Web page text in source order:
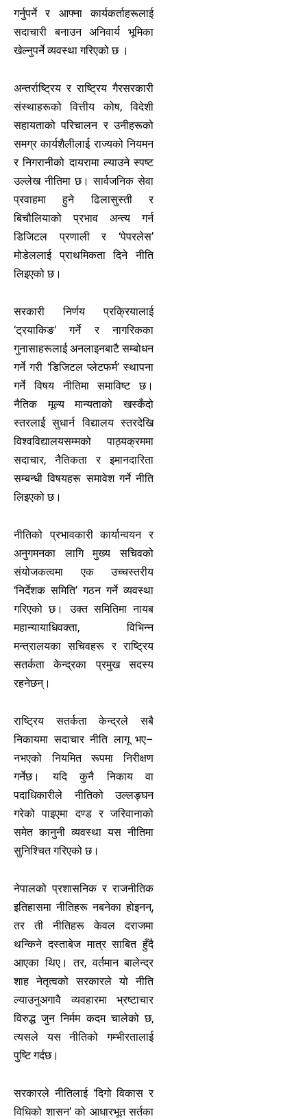
गर्नुपर्ने र आफ्ना कार्यकर्ताहरूलाई
सदाचारी बनाउन अनिवार्य भूमिका
खेल्नुपर्ने व्यवस्था गरिएको छ ।
अन्तर्राष्ट्रिय र राष्ट्रिय गैरसरकारी
संस्थाहरूको वित्तीय कोष, विदेशी
सहायताको परिचालन र उनीहरूको
समग्र कार्यशैलीलाई राज्यको नियमन
र निगरानीको दायरामा ल्याउने स्पष्ट
उल्लेख नीतिमा छ। सार्वजनिक सेवा
प्रवाहमा हुने ढिलासुस्ती र
बिचौलियाको प्रभाव अन्त्य गर्न
डिजिटल प्रणाली र ‘पेपरलेस’
मोडेललाई प्राथमिकता दिने नीति
लिइएको छ।
सरकारी निर्णय प्रक्रियालाई
‘ट्रयाकिङ’ गर्ने र नागरिकका
गुनासाहरूलाई अनलाइनबाटै सम्बोधन
गर्ने गरी ‘डिजिटल प्लेटफर्म’ स्थापना
गर्ने विषय नीतिमा समाविष्ट छ।
नैतिक मूल्य मान्यताको खस्कँदो
स्तरलाई सुधार्न विद्यालय स्तरदेखि
विश्वविद्यालयसम्मको पाठ्यक्रममा
सदाचार, नैतिकता र इमानदारिता
सम्बन्धी विषयहरू समावेश गर्ने नीति
लिइएको छ।
नीतिको प्रभावकारी कार्यान्वयन र
अनुगमनका लागि मुख्य सचिवको
संयोजकत्वमा एक उच्चस्तरीय
‘निर्देशक समिति’ गठन गर्ने व्यवस्था
गरिएको छ। उक्त समितिमा नायब
महान्यायाधिवक्ता, विभिन्न
मन्त्रालयका सचिवहरू र राष्ट्रिय
सतर्कता केन्द्रका प्रमुख सदस्य
रहनेछन्।
राष्ट्रिय सतर्कता केन्द्रले सबै
निकायमा सदाचार नीति लागू भए–
नभएको नियमित रूपमा निरीक्षण
गर्नेछ। यदि कुनै निकाय वा
पदाधिकारीले नीतिको उल्लङ्घन
गरेको पाइएमा दण्ड र जरिवानाको
समेत कानुनी व्यवस्था यस नीतिमा
सुनिश्चित गरिएको छ।
नेपालको प्रशासनिक र राजनीतिक
इतिहासमा नीतिहरू नबनेका होइनन्,
तर ती नीतिहरू केवल दराजमा
थन्किने दस्ताबेज मात्र साबित हुँदै
आएका थिए। तर, वर्तमान बालेन्द्र
शाह नेतृत्वको सरकारले यो नीति
ल्याउनुअगावै व्यवहारमा भ्रष्टाचार
विरुद्ध जुन निर्मम कदम चालेको छ,
त्यसले यस नीतिको गम्भीरतालाई
पुष्टि गर्दछ।
सरकारले नीतिलाई ‘दिगो विकास र
विधिको शासन’ को आधारभूत सर्तका